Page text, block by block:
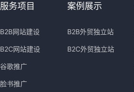
服务项目
B2B网站建设
B2C网站建设
谷歌推广
脸书推广
案例展示
B2B外贸独立站
B2C外贸独立站